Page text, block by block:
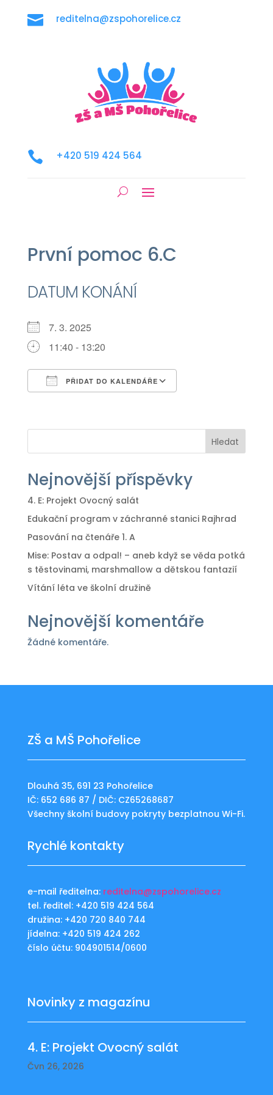
 reditelna@zspohorelice.cz
 +420 519 424 564
První pomoc 6.C
DATUM KONÁNÍ
7. 3. 2025
11:40 - 13:20
PŘIDAT DO KALENDÁŘE
Hledat
Nejnovější příspěvky
4. E: Projekt Ovocný salát
Edukační program v záchranné stanici Rajhrad
Pasování na čtenáře 1. A
Mise: Postav a odpal! – aneb když se věda potká
s těstovinami, marshmallow a dětskou fantazií
Vítání léta ve školní družině
Nejnovější komentáře
Žádné komentáře.
ZŠ a MŠ Pohořelice
Dlouhá 35, 691 23 Pohořelice
IČ: 652 686 87 / DIČ: CZ65268687
Všechny školní budovy pokryty bezplatnou Wi-Fi.
Rychlé kontakty
e-mail ředitelna: reditelna@zspohorelice.cz
tel. ředitel: +420 519 424 564
družina: +420 720 840 744
jídelna: +420 519 424 262
číslo účtu: 904901514/0600
Novinky z magazínu
4. E: Projekt Ovocný salát
Čvn 26, 2026